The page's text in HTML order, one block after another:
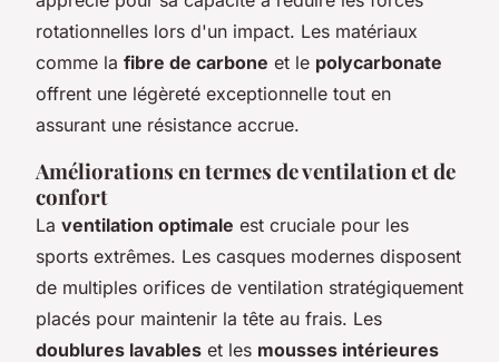
rotationnelles lors d'un impact. Les matériaux
comme la fibre de carbone et le polycarbonate
offrent une légèreté exceptionnelle tout en
assurant une résistance accrue.
Améliorations en termes de ventilation et de
confort
La ventilation optimale est cruciale pour les
sports extrêmes. Les casques modernes disposent
de multiples orifices de ventilation stratégiquement
placés pour maintenir la tête au frais. Les
doublures lavables et les mousses intérieures